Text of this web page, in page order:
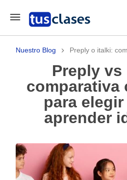
Nuestro Blog Preply o italki:
Preply vs italki:
comparativa
para
aprender